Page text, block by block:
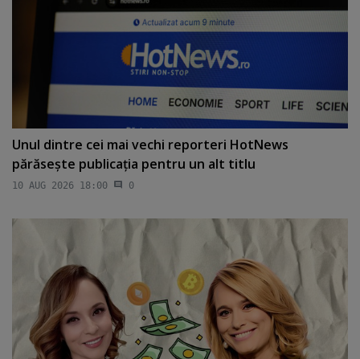
Unul dintre cei mai vechi reporteri HotNews
părăseşte publicaţia pentru un alt titlu
10 AUG 2026 18:00 0